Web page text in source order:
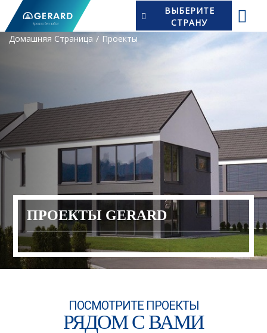
ВЫБЕРИТЕ
СТРАНУ
Домашняя Страница
Проекты
ПРОЕКТЫ GERARD
ПОСМОТРИТЕ ПРОЕКТЫ
РЯДОМ С ВАМИ